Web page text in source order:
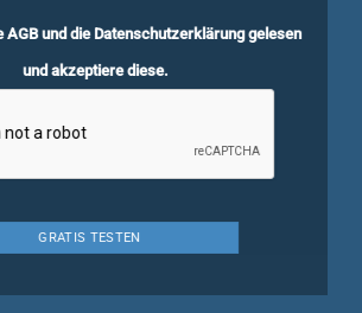
AGBund die Datenschutzerklärunggelesen
und akzeptiere diese.